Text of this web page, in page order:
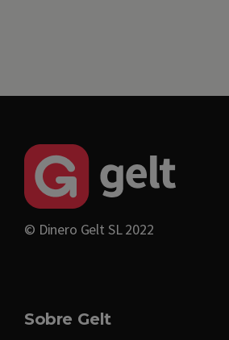
© Dinero Gelt SL 2022
Sobre Gelt